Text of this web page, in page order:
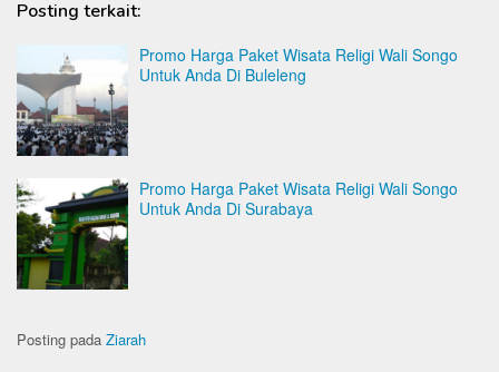
Posting terkait:
Promo Harga Paket Wisata Religi Wali Songo
Untuk Anda Di Buleleng
Promo Harga Paket Wisata Religi Wali Songo
Untuk Anda Di Surabaya
Posting pada Ziarah